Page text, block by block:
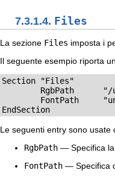
7.3.1.4. Files
La sezione Files imposta i
Il seguente esempio riporta
Section "Files"
RgbPath
FontPath
EndSection
Le seguenti entry sono
RgbPath — Specifica la
FontPath — Specifica